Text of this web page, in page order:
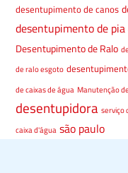
desentupimento de canos
desentupimento de pia
Desentupimento de Ralo
de ralo esgoto
de caixas de água Manutenção
desentupidora serviço
caixa d'água são paulo